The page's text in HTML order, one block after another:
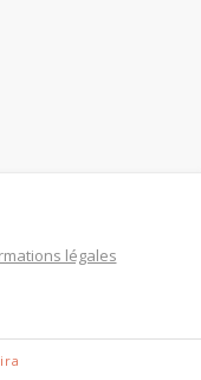
légales